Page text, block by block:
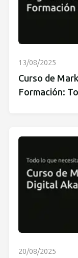
13/08/2025
Curso de
Formación:
20/08/2025